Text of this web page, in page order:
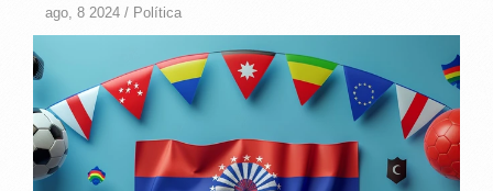
ago, 8 2024 / Política